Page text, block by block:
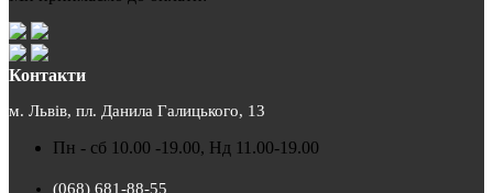
Контакти
м. Львів, пл. Данила Галицького, 13
Пн - сб 10.00 -19.00, Нд 11.00-19.00
(068) 681-88-55